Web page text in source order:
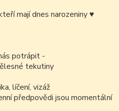
mají dnes narozeniny♥
potrápit -
tekutiny
líčení, vizáž
předpovědi jsou momentální